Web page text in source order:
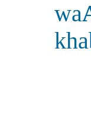
wa